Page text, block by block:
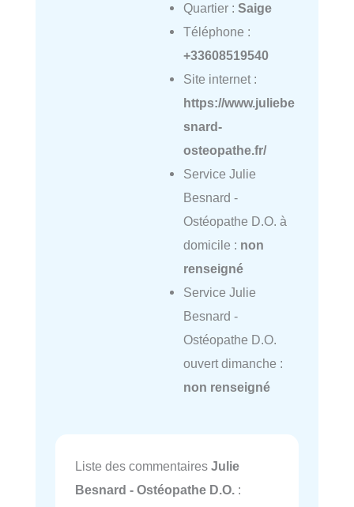
Quartier : Saige
Téléphone :
+33608519540
Site internet :
https://www.juliebe
snard-
osteopathe.fr/
Service Julie
Besnard -
Ostéopathe D.O. à
domicile : non
renseigné
Service Julie
Besnard -
Ostéopathe D.O.
ouvert dimanche :
non renseigné
Liste des commentaires Julie
Besnard - Ostéopathe D.O. :